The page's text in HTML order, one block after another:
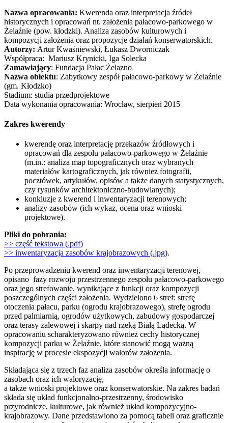
Nazwa opracowania: Kwerenda oraz interpretacja źródeł
historycznych i opracowań nt. założenia pałacowo-parkowego w
Żelaźnie (pow. kłodzki). Analiza zasobów kulturowych i
kompozycji założenia oraz propozycje działań konserwatorskich.
Autorzy: Artur Kwaśniewski, Łukasz Dworniczak
Współpraca: Mariusz Krynicki, Iga Solecka
Zamawiający: Fundacja Pałac Żelazno
Nazwa obiektu: Zabytkowy zespół pałacowo-parkowy w Żelaźnie
(gm. Kłodzko)
Stadium: studia przedprojektowe
Data wykonania opracowania: Wrocław, sierpień 2015
Zakres kwerendy
kwerendę oraz interpretację przekazów źródłowych i
opracowań dla zespołu pałacowo-parkowego w Żelaźnie
(m.in.: analiza map topograficznych oraz wybranych
materiałów kartograficznych, jak również fotografii,
pocztówek, artykułów, opisów a także danych statystycznych,
czy rysunków architektoniczno-budowlanych);
konkluzje z kwerend i inwentaryzacji terenowych;
analizy zasobów (ich wykaz, ocena oraz wnioski
projektowe).
Pliki do pobrania:
>> część tekstowa (.pdf)
>> inwentaryzacja zasobów krajobrazowych (.jpg).
Po przeprowadzeniu kwerend oraz inwentaryzacji terenowej,
opisano fazy rozwoju przestrzennego zespołu pałacowo-parkowego
oraz jego strefowanie, wynikające z funkcji oraz kompozycji
poszczególnych części założenia. Wydzielono 6 stref: strefę
otoczenia pałacu, parku (ogrodu krajobrazowego), strefę ogrodu
przed palmiarnią, ogrodów użytkowych, zabudowy gospodarczej
oraz terasy zalewowej i skarpy nad rzeką Białą Lądecką. W
opracowaniu scharakteryzowano również cechy historycznej
kompozycji parku w Żelaźnie, które stanowić mogą ważną
inspirację w procesie ekspozycji walorów założenia.
Składająca się z trzech faz analiza zasobów określa informację o
zasobach oraz ich waloryzację,
a także wnioski projektowe oraz konserwatorskie. Na zakres badań
składa się układ funkcjonalno-przestrzenny, środowisko
przyrodnicze, kulturowe, jak również układ kompozycyjno-
krajobrazowy. Dane przedstawiono za pomocą tabeli oraz graficznie